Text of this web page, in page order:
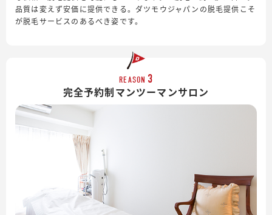
品質は変えず安価に提供できる。ダツモウジャパンの脱毛提供こそ
が脱毛サービスのあるべき姿です。
REASON 3
完全予約制マンツーマンサロン